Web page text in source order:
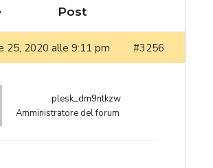
Post
25, 2020 alle 9:11 pm #3256
plesk_dm9ntkzw
Amministratore del forum